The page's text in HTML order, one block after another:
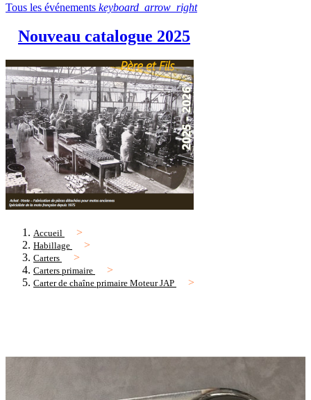
Tous les événements keyboard_arrow_right
Nouveau catalogue 2025
Accueil
Habillage
Carters
Carters primaire
Carter de chaîne primaire Moteur JAP